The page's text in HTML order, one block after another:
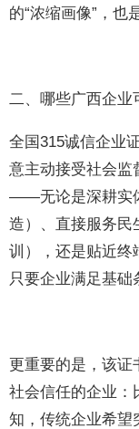
的“浓缩画像”，也
二、哪些广西企业
全国315诚信企业
意主动接受社会监
——无论是深耕实
造）、直接服务民
训），还是贴近终
只要企业满足基
更重要的是，该证
社会信任的企业：
知，传统企业希望